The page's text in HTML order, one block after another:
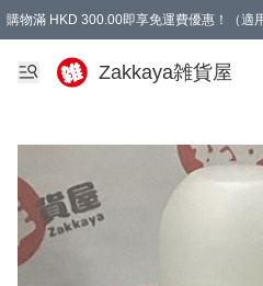
購物滿 HKD 300.00即享免運費優惠！（適
Zakkaya雑貨屋